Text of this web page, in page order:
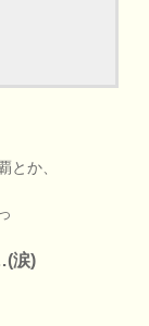
とか、
涙)